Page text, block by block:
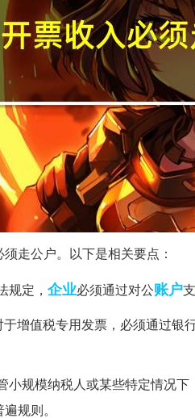
走公户。以下是相关要点：
规定， 企业必须通过对公账户
于增值税专用发票，必须通过
小规模纳税人或某些特定情况
规则。